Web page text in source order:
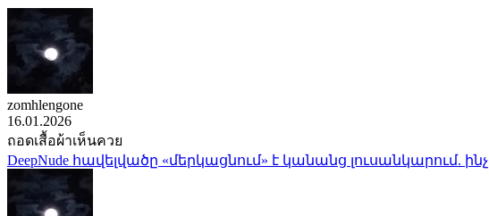
zomhlengone
16.01.2026
ถอดเสื้อผ้าเห็นควย
DeepNude հավելվածը «մերկացնում» է կանանց լուսանկարում.